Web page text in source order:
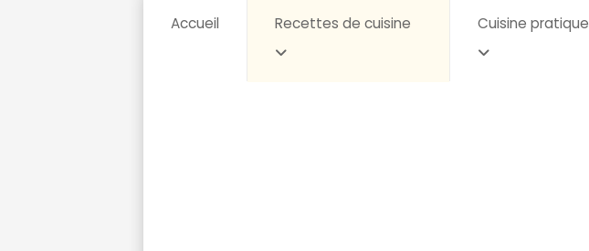
Accueil Recettes de cuisine Cuisine pratique